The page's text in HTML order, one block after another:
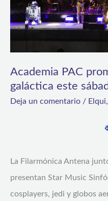
Academia PAC
galáctica este
Deja un comentario / Elqui,
La Filarmónica Antena
presentan Star Music
cosplayers, jedi y globos
galáctica
este
en
La
Portada